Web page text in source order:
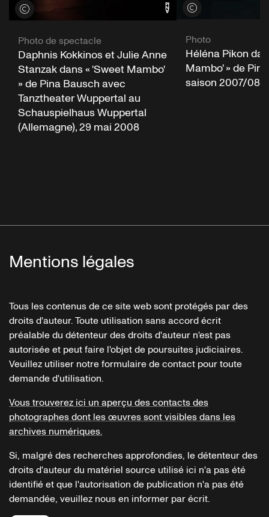
Voir les crédits
Photo de spectacle
Daphnis Kokkinos et Julie Anne
Stanzak dans « 'Sweet Mambo'
» de Pina Bausch avec
Tanztheater Wuppertal au
Schauspielhaus Wuppertal
(Allemagne), 29 mai 2008
Voir les crédits
Photo
Héléna Pikon
Mambo' » de
saison 2007/08
Mentions légales
Tous les contenus de ce site web sont protégés par des
droits d'auteur. Toute utilisation sans accord écrit
préalable du détenteur des droits d'auteur n'est pas
autorisée et peut faire l'objet de poursuites judiciaires.
Veuillez utiliser notre formulaire de contact pour toute
demande d'utilisation.
Vous trouverez ici un aperçu des contacts des
photographes dont les œuvres sont visibles dans les
archives numériques.
Si, malgré des recherches approfondies, le détenteur des
droits d'auteur du matériel source utilisé ici n'a pas été
identifié et que l'autorisation de publication n'a pas été
demandée, veuillez nous en informer par écrit.